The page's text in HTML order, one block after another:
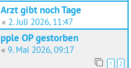
gibt noch Tage
« 2. Juli 2026, 11:47
OP gestorben
« 9. Mai 2026, 09:17
1 2